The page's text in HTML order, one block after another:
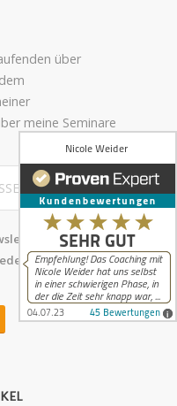
über
meine Seminare
abonnieren.
und